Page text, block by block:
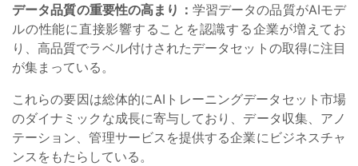
データ品質の重要性の高まり： 学習データの品質がAIモデ
ルの性能に直接影響することを認識する企業が増えてお
り、高品質でラベル付けされたデータセットの取得に注目
が集まっている。
これらの要因は総体的にAIトレーニングデータセット市場
のダイナミックな成長に寄与しており、データ収集、アノ
テーション、管理サービスを提供する企業にビジネスチャ
ンスをもたらしている。